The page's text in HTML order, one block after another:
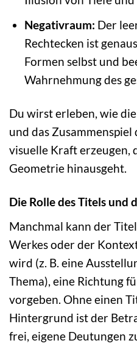
Negativraum: Der
Rechtecken ist
Formen selbst und
Wahrnehmung des
Du wirst erleben, wie
und das
visuelle Kraft erzeugen,
Geometrie hinausgeht.
Die Rolle des Titels und
Manchmal kann der
Werkes oder der
wird (z. B. eine
Thema), eine Richtung
vorgeben. Ohne einen
Hintergrund ist der
frei, eigene Deutungen